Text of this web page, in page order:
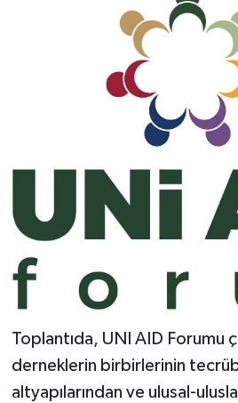
Toplantıda, UNI AID Forumu
derneklerin birbirlerinin
altyapılarından ve ulusal-